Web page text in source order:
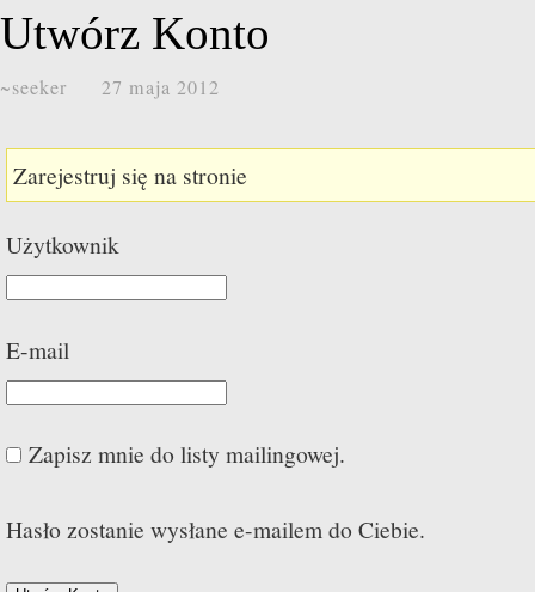
Utwórz Konto
~seeker 27 maja 2012
Zarejestruj się na stronie
Użytkownik
E-mail
Zapisz mnie do listy mailingowej.
Hasło zostanie wysłane e-mailem do Ciebie.